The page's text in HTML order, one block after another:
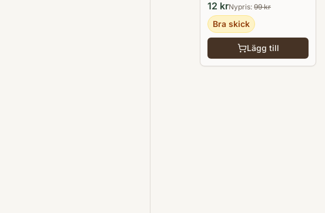
12 krNypris: 99kr
Bra skick
Lägg till